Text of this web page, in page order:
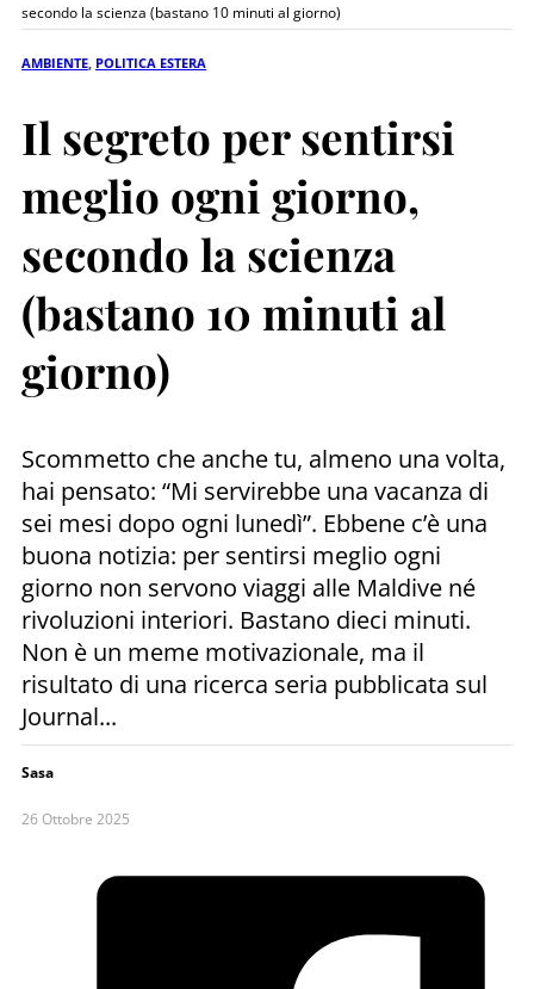
secondo la scienza (bastano 10 minuti al giorno)
AMBIENTE POLITICA ESTERA
Il segreto per sentirsi
meglio ogni giorno,
secondo la scienza
(bastano 10 minuti al
giorno)
Scommetto che anche tu, almeno una volta,
hai pensato: “Mi servirebbe una vacanza di
sei mesi dopo ogni lunedì”. Ebbene c’è una
buona notizia: per sentirsi meglio ogni
giorno non servono viaggi alle Maldive né
rivoluzioni interiori. Bastano dieci minuti.
Non è un meme motivazionale, ma il
risultato di una ricerca seria pubblicata sul
Journal...
Sasa
26 Ottobre 2025